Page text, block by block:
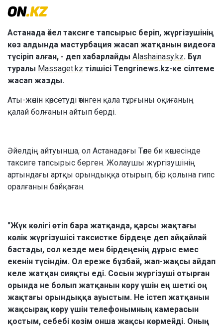
Астанада әйел таксиге тапсырыс беріп, жүргізушінің
көз алдында мастурбация жасап жатқанын видеоға
түсіріп алған, - деп хабарлайды Alashainasy.kz. Бұл
туралы Massaget.kz тілшісі Tengrinews.kz-ке сілтеме
жасап жазды.
Аты-жөнін көрсетуді өтінген қала тұрғыны оқиғаның
қалай болғанын айтып берді.
Әйелдің айтуынша, ол Астанадағы Төле би көшесінде
таксиге тапсырыс берген. Жолаушы жүргізушінің
артындағы артқы орындыққа отырып, бір қолына гипс
оралғанын байқаған.
"Жүк көлігі өтіп бара жатқанда, қарсы жақтағы
көлік жүргізушісі таксистке бірдеңе деп айқайлай
бастады, сол кезде мен бірдеңенің дұрыс емес
екенін түсіндім. Ол ереже бұзбай, жап-жақсы айдап
келе жатқан сияқты еді. Сосын жүргізуші отырған
орында не болып жатқанын көру үшін ең шеткі оң
жақтағы орындыққа ауыстым. Не істеп жатқанын
жақсырақ көру үшін телефонымның камерасын
қостым, себебі көзім онша жақсы көрмейді. Оның